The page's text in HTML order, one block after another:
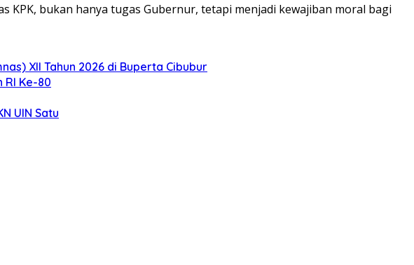
KPK, bukan hanya tugas Gubernur, tetapi menjadi kewajiban moral bagi
XII Tahun 2026 di Buperta Cibubur
RI Ke-80
UIN Satu